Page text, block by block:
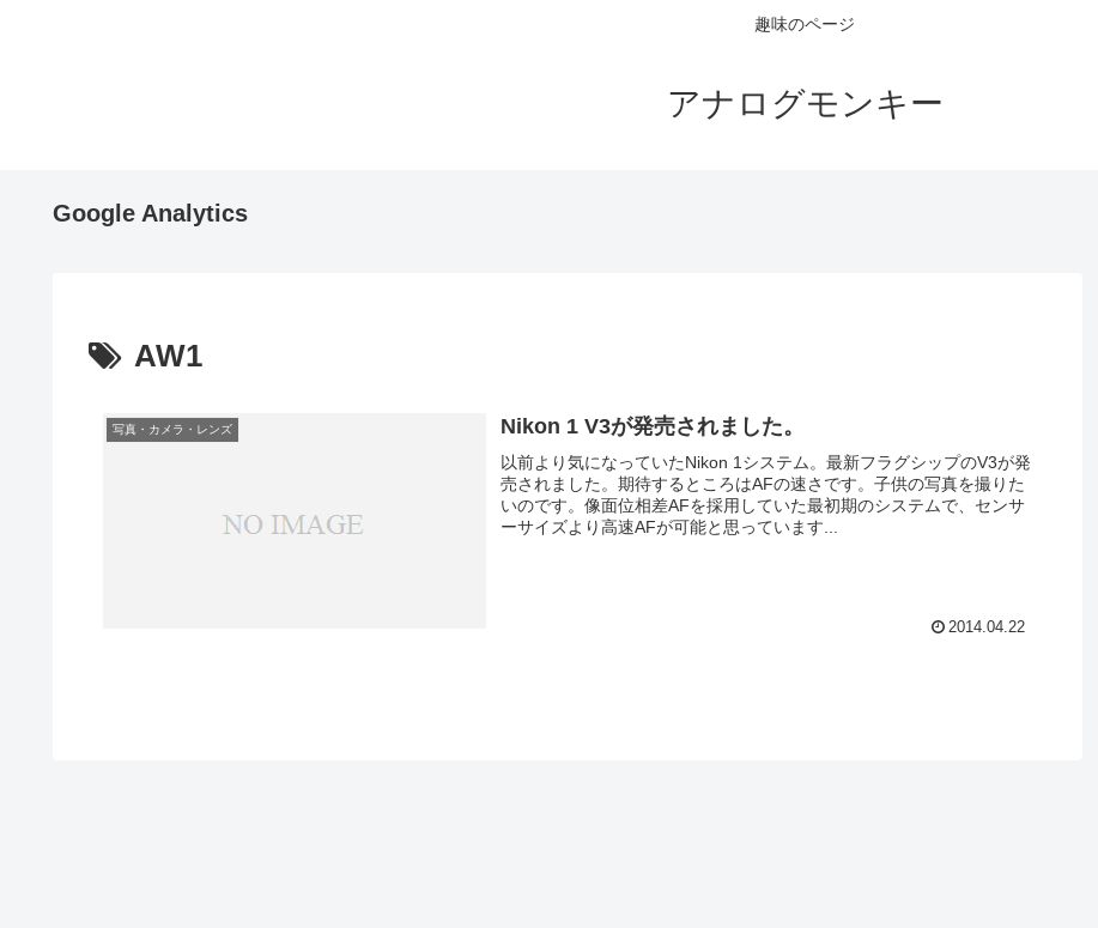
趣味のページ
アナログモンキー
Google Analytics
AW1
写真・カメラ・レンズ Nikon 1 V3が発売されました。
以前より気になっていたNikon 1システム。最新フラグシップのV3が発
売されました。期待するところはAFの速さです。子供の写真を撮りた
いのです。像面位相差AFを採用していた最初期のシステムで、センサ
ーサイズより高速AFが可能と思っています...
2014.04.22